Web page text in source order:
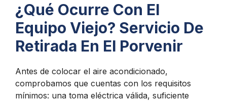
¿Qué Ocurre Con El
Equipo Viejo? Servicio De
Retirada En El Porvenir
Antes de colocar el aire acondicionado,
comprobamos que cuentas con los requisitos
mínimos: una toma eléctrica válida, suficiente